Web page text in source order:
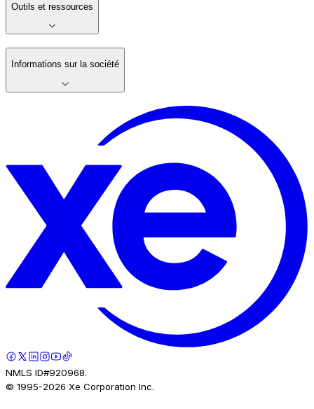
Outils et ressources
Informations sur la société
NMLS ID#920968.
© 1995-2026 Xe Corporation Inc.